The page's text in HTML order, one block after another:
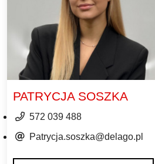
PATRYCJA SOSZKA
572 039 488
Patrycja.soszka@delago.pl